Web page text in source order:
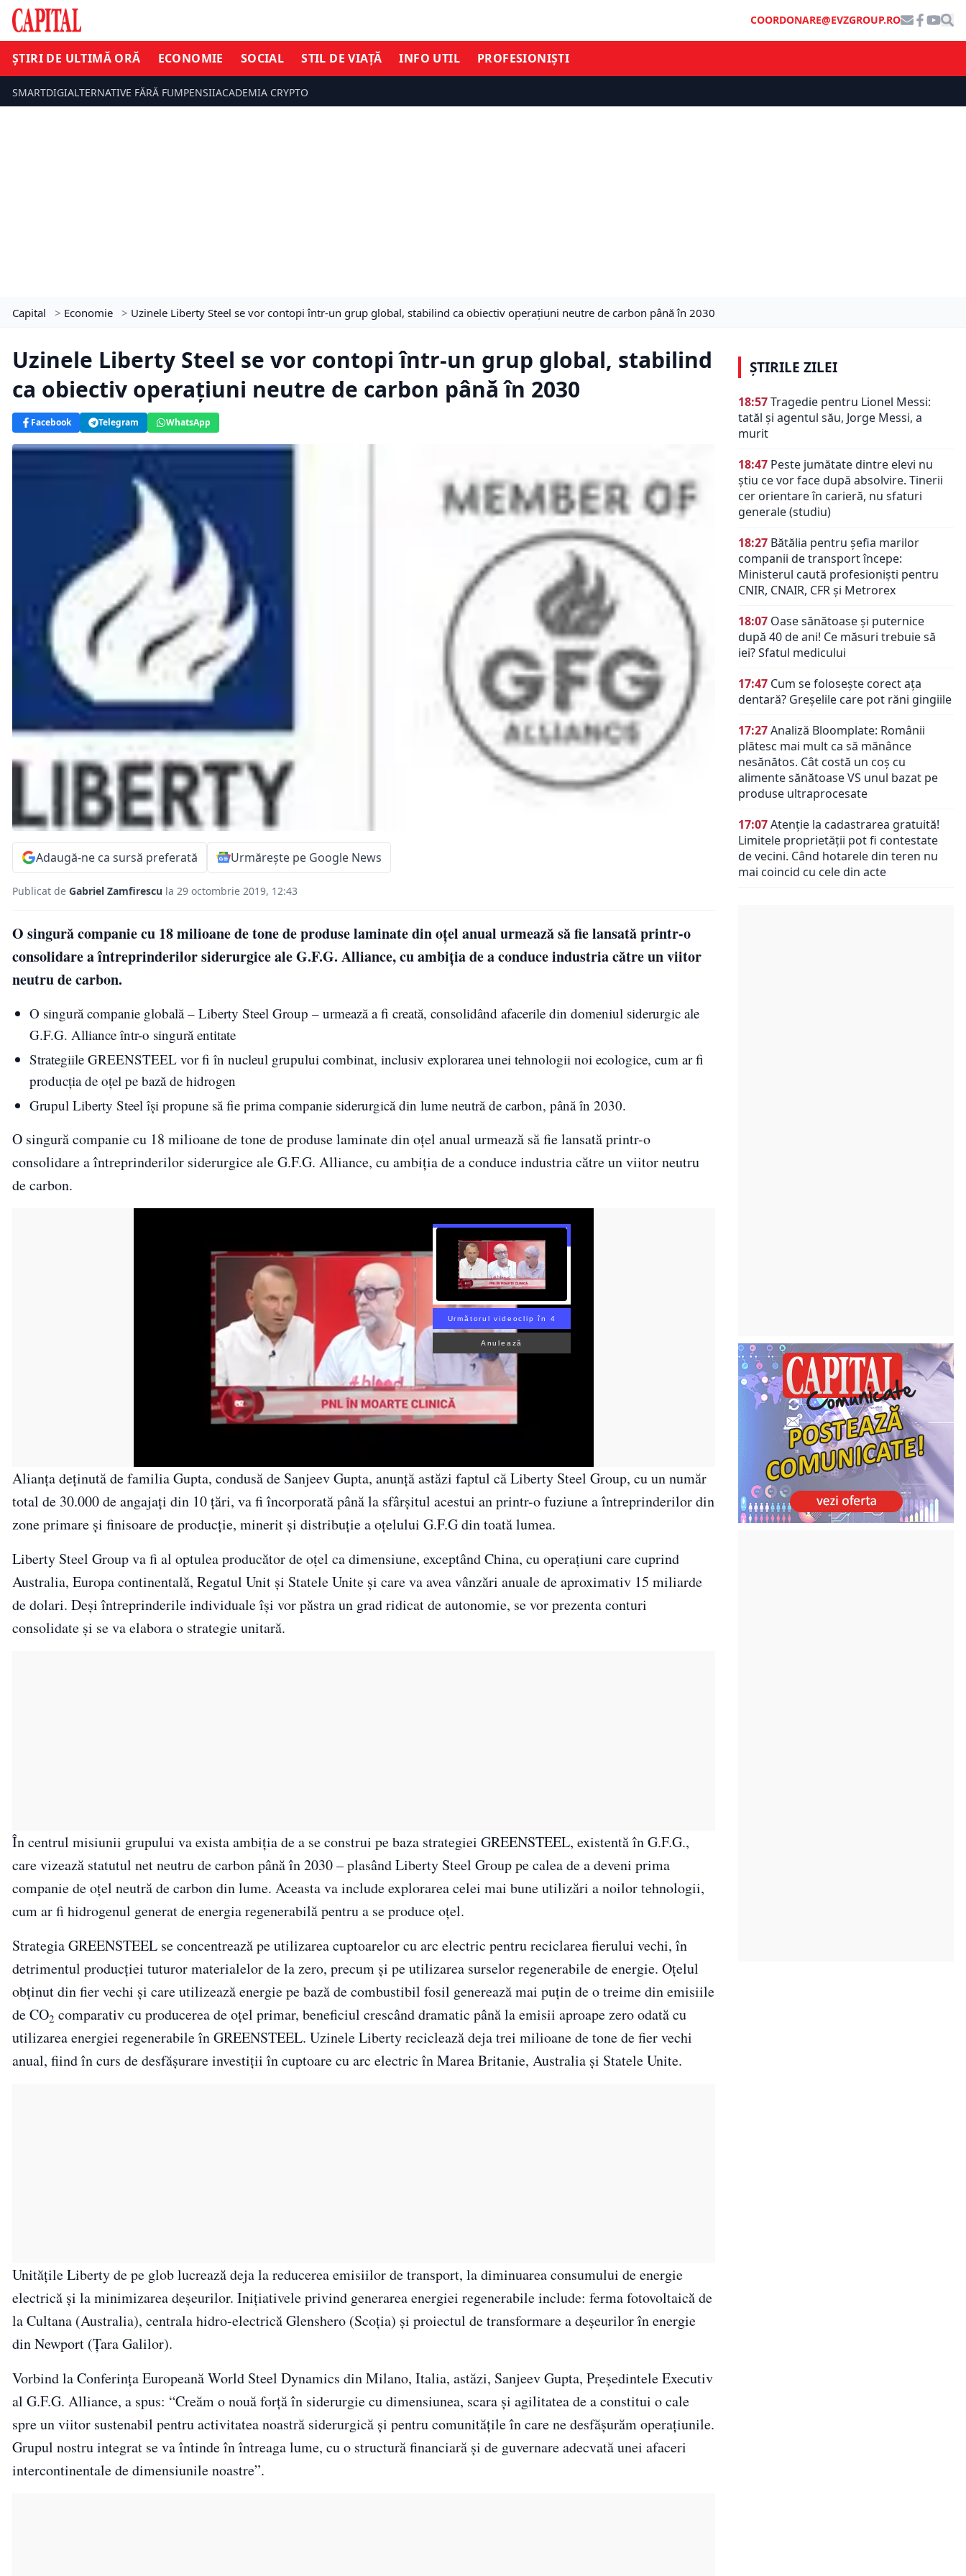
COORDONARE@EVZGROUP.RO
ȘTIRI DE ULTIMĂ ORĂ ECONOMIE SOCIAL STIL DE VIAȚĂ INFO UTIL PROFESIONIȘTI
SMARTDIGIALTERNATIVE FĂRĂ FUMPENSIIACADEMIA CRYPTO
Capital > Economie > Uzinele Liberty Steel se vor contopi într-un grup global, stabilind ca obiectiv operațiuni neutre de carbon până în 2030
Uzinele Liberty Steel se vor contopi într-un grup global, stabilind
ca obiectiv operațiuni neutre de carbon până în 2030
Facebook Telegram WhatsApp
Adaugă-ne ca sursă preferată Urmărește pe Google News
Publicat de Gabriel Zamfirescu la 29 octombrie 2019, 12:43
O singură companie cu 18 milioane de tone de produse laminate din oțel anual urmează să fie lansată printr-o
consolidare a întreprinderilor siderurgice ale G.F.G. Alliance, cu ambiția de a conduce industria către un viitor
neutru de carbon.
O singură companie globală – Liberty Steel Group – urmează a fi creată, consolidând afacerile din domeniul siderurgic ale
G.F.G. Alliance într-o singură entitate
Strategiile GREENSTEEL vor fi în nucleul grupului combinat, inclusiv explorarea unei tehnologii noi ecologice, cum ar fi
producția de oțel pe bază de hidrogen
Grupul Liberty Steel își propune să fie prima companie siderurgică din lume neutră de carbon, până în 2030.
O singură companie cu 18 milioane de tone de produse laminate din oțel anual urmează să fie lansată printr-o
consolidare a întreprinderilor siderurgice ale G.F.G. Alliance, cu ambiția de a conduce industria către un viitor neutru
de carbon.
Următorul videoclip în 3
Anulează
Alianța deținută de familia Gupta, condusă de Sanjeev Gupta, anunță astăzi faptul că Liberty Steel Group, cu un număr
total de 30.000 de angajați din 10 țări, va fi încorporată până la sfârșitul acestui an printr-o fuziune a întreprinderilor din
zone primare și finisoare de producție, minerit și distribuție a oțelului G.F.G din toată lumea.
Liberty Steel Group va fi al optulea producător de oțel ca dimensiune, exceptând China, cu operațiuni care cuprind
Australia, Europa continentală, Regatul Unit și Statele Unite și care va avea vânzări anuale de aproximativ 15 miliarde
de dolari. Deși întreprinderile individuale își vor păstra un grad ridicat de autonomie, se vor prezenta conturi
consolidate și se va elabora o strategie unitară.
În centrul misiunii grupului va exista ambiția de a se construi pe baza strategiei GREENSTEEL, existentă în G.F.G.,
care vizează statutul net neutru de carbon până în 2030 – plasând Liberty Steel Group pe calea de a deveni prima
companie de oțel neutră de carbon din lume. Aceasta va include explorarea celei mai bune utilizări a noilor tehnologii,
cum ar fi hidrogenul generat de energia regenerabilă pentru a se produce oțel.
Strategia GREENSTEEL se concentrează pe utilizarea cuptoarelor cu arc electric pentru reciclarea fierului vechi, în
detrimentul producției tuturor materialelor de la zero, precum și pe utilizarea surselor regenerabile de energie. Oțelul
obținut din fier vechi și care utilizează energie pe bază de combustibil fosil generează mai puțin de o treime din emisiile
de CO2 comparativ cu producerea de oțel primar, beneficiul crescând dramatic până la emisii aproape zero odată cu
utilizarea energiei regenerabile în GREENSTEEL. Uzinele Liberty reciclează deja trei milioane de tone de fier vechi
anual, fiind în curs de desfășurare investiții în cuptoare cu arc electric în Marea Britanie, Australia și Statele Unite.
Unitățile Liberty de pe glob lucrează deja la reducerea emisiilor de transport, la diminuarea consumului de energie
electrică și la minimizarea deșeurilor. Inițiativele privind generarea energiei regenerabile include: ferma fotovoltaică de
la Cultana (Australia), centrala hidro-electrică Glenshero (Scoția) și proiectul de transformare a deșeurilor în energie
din Newport (Țara Galilor).
Vorbind la Conferința Europeană World Steel Dynamics din Milano, Italia, astăzi, Sanjeev Gupta, Președintele Executiv
al G.F.G. Alliance, a spus: “Creăm o nouă forță în siderurgie cu dimensiunea, scara și agilitatea de a constitui o cale
spre un viitor sustenabil pentru activitatea noastră siderurgică și pentru comunitățile în care ne desfășurăm operațiunile.
Grupul nostru integrat se va întinde în întreaga lume, cu o structură financiară și de guvernare adecvată unei afaceri
intercontinentale de dimensiunile noastre”.
ȘTIRILE ZILEI
18:57Tragedie pentru Lionel Messi:
tatăl și agentul său, Jorge Messi, a
murit
18:47 Peste jumătate dintre elevi nu
știu ce vor face după absolvire. Tinerii
cer orientare în carieră, nu sfaturi
generale (studiu)
18:27 Bătălia pentru șefia marilor
companii de transport începe:
Ministerul caută profesioniști pentru
CNIR, CNAIR, CFR și Metrorex
18:07 Oase sănătoase și puternice
după 40 de ani! Ce măsuri trebuie să
iei? Sfatul medicului
17:47 Cum se folosește corect ața
dentară? Greșelile care pot răni gingiile
17:27Analiză Bloomplate: Românii
plătesc mai mult ca să mănânce
nesănătos. Cât costă un coș cu
alimente sănătoase VS unul bazat pe
produse ultraprocesate
17:07Atenție la cadastrarea gratuită!
Limitele proprietății pot fi contestate
de vecini. Când hotarele din teren nu
mai coincid cu cele din acte